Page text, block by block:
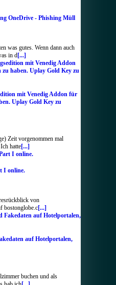
OneDrive - Phishing Müll
was gutes. Wenn dann auch
in d[...]
mit Venedig Addon für
Uplay Gold Key zu
Zeit vorgenommen mal
hatte[...]
I online.
von
bostonglobe.c[...]
auf Hotelportalen,
buchen und als